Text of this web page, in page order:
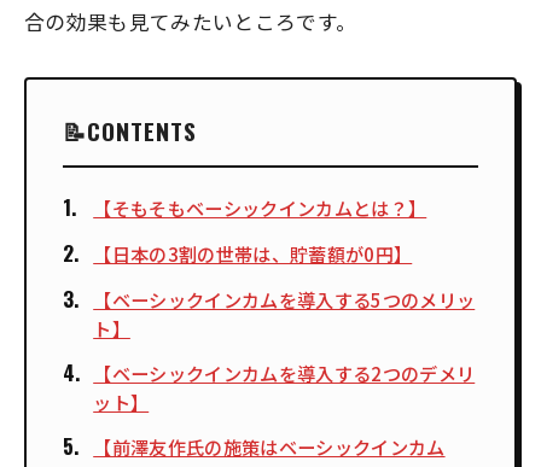
合の効果も見てみたいところです。
CONTENTS
【そもそもベーシックインカムとは？】
【日本の3割の世帯は、貯蓄額が0円】
【ベーシックインカムを導入する5つのメリッ
ト】
【ベーシックインカムを導入する2つのデメリ
ット】
【前澤友作氏の施策はベーシックインカム